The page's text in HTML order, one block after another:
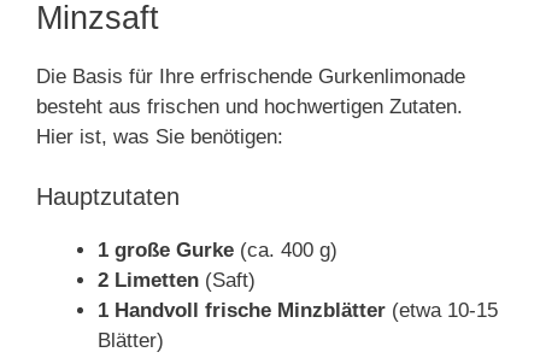
Minzsaft
Die Basis für Ihre erfrischende Gurkenlimonade
besteht aus frischen und hochwertigen Zutaten.
Hier ist, was Sie benötigen:
Hauptzutaten
1 große Gurke (ca. 400 g)
2 Limetten (Saft)
1 Handvoll frische Minzblätter (etwa 10-15
Blätter)